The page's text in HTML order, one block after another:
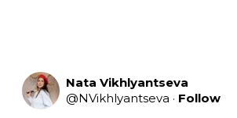
Nata Vikhlyantseva
@NVikhlyantseva · Follow